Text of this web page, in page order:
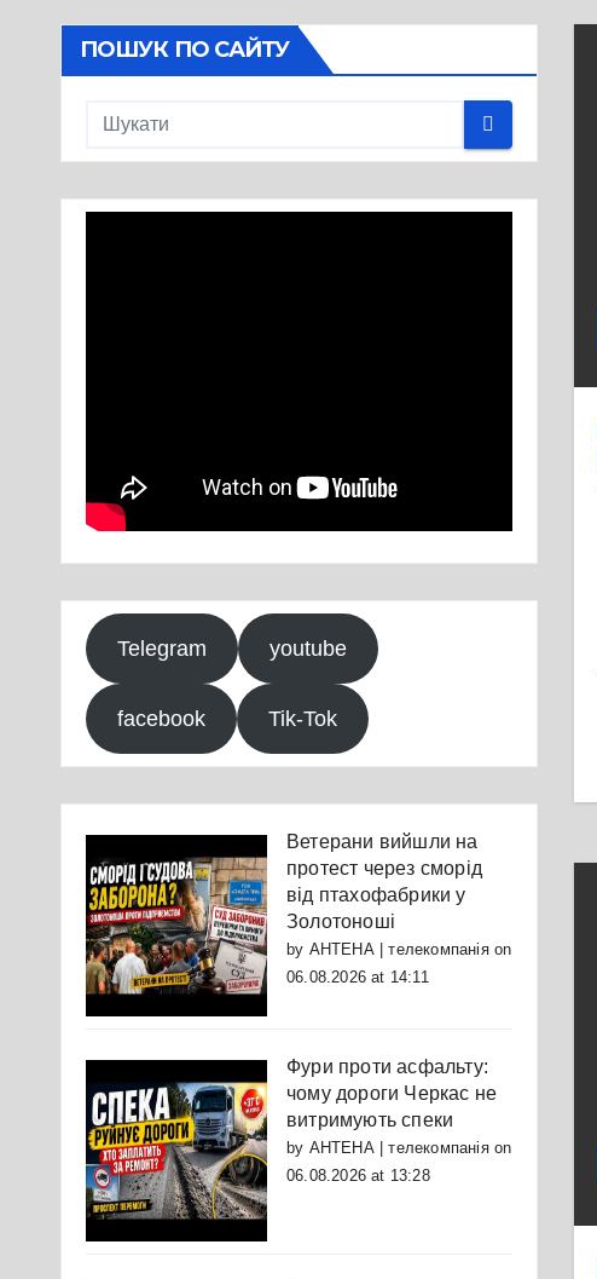
ПОШУК ПО САЙТУ
Telegram youtube
facebook Tik-Tok
Ветерани вийшли на
протест через сморід
від птахофабрики у
Золотоноші
by АНТЕНА | телекомпаніяon
06.08.2026 at 14:11
Фури проти асфальту:
чому дороги Черкас не
витримують спеки
by АНТЕНА | телекомпаніяon
06.08.2026 at 13:28